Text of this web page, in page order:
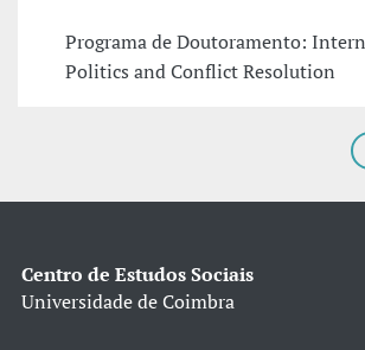
Programa de Doutoramento:
Politics and Conflict Resolution
Centro de Estudos Sociais
Universidade de Coimbra